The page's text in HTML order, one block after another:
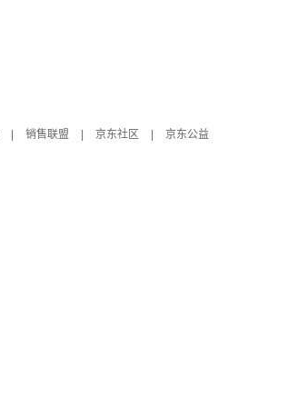
销售联盟 京东社区
京东公益